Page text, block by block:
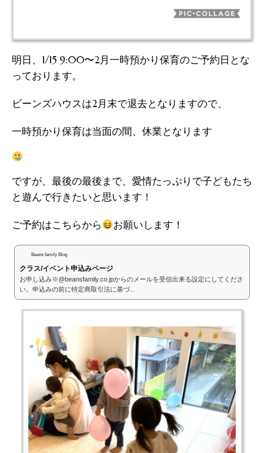
明日、1/15 9:00〜2月一時預かり保育のご予約日とな
っております。
ビーンズハウスは2月末で退去となりますので、
一時預かり保育は当面の間、休業となります
ですが、最後の最後まで、愛情たっぷりで子どもたち
と遊んで行きたいと思います！
ご予約はこちらから お願いします！
Beans family Blog
クラス/イベント申込みページ
お申し込み※@beansfamily.co.jpからのメールを受信出来る設定にしてくださ
い。申込みの前に特定商取引法に基づ...